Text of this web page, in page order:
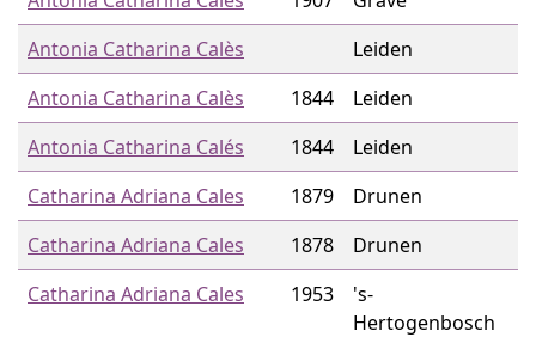
Antonia Catharina Calès
Leiden
Antonia Catharina Calès
1844
Leiden
Antonia Catharina Calés
1844
Leiden
Catharina Adriana Cales
1879
Drunen
Catharina Adriana Cales
1878
Drunen
Catharina Adriana Cales
1953
's-
Hertogenbosch